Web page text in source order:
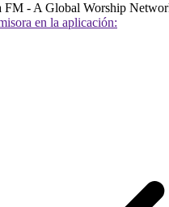
FM - A Global Worship
en la aplicación: